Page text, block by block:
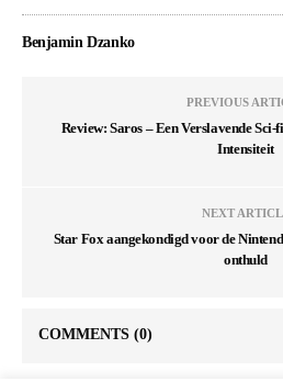
Benjamin Dzanko
PREVIOUS
Review: Saros – Een Verslavende
Intensiteit
NEXT
Star Fox aangekondigd voor de
onthuld
COMMENTS (0)